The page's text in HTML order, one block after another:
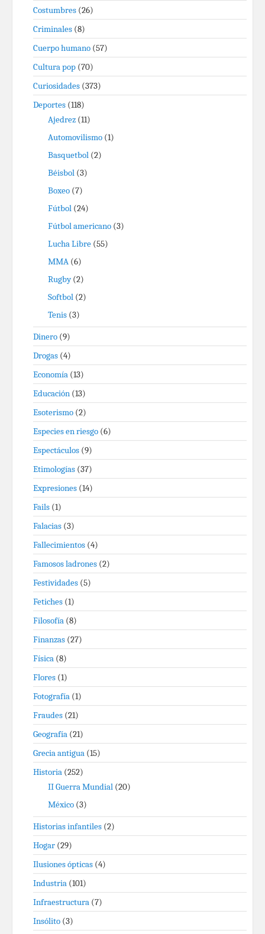
Costumbres (26)
Criminales (8)
Cuerpo humano (57)
Cultura pop (70)
Curiosidades (373)
Deportes (118)
Ajedrez (11)
Automovilismo (1)
Basquetbol (2)
Béisbol (3)
Boxeo (7)
Fútbol (24)
Fútbol americano (3)
Lucha Libre (55)
MMA (6)
Rugby(2)
Softbol (2)
Tenis (3)
Dinero (9)
Drogas (4)
Economía (13)
Educación (13)
Esoterismo (2)
Especies en riesgo (6)
Espectáculos (9)
Etimologías (37)
Expresiones (14)
Fails (1)
Falacias (3)
Fallecimientos (4)
Famosos ladrones (2)
Festividades (5)
Fetiches (1)
Filosofía (8)
Finanzas (27)
Física (8)
Flores (1)
Fotografía (1)
Fraudes (21)
Geografía (21)
Grecia antigua (15)
Historia (252)
II Guerra Mundial (20)
México (3)
Historias infantiles (2)
Hogar (29)
Ilusiones ópticas (4)
Industria (101)
Infraestructura (7)
Insólito (3)